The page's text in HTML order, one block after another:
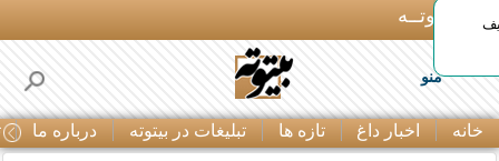
بـیتوتــه
منو
خانه اخبار داغ تازه ها تبلیغات در بیتوته درباره ما